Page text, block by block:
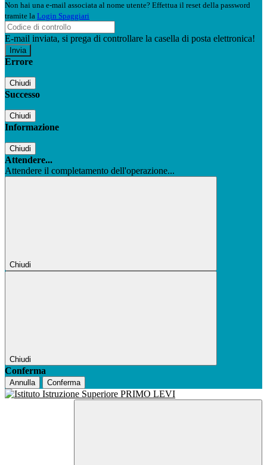
Non hai una e-mail associata al nome utente? Effettua il reset della password
tramite la Login Spaggiari
E-mail inviata, si prega di controllare la casella di posta elettronica!
Errore
Chiudi
Successo
Chiudi
Informazione
Chiudi
Attendere...
Attendere il completamento dell'operazione...
Chiudi
Chiudi
Conferma
Annulla Conferma